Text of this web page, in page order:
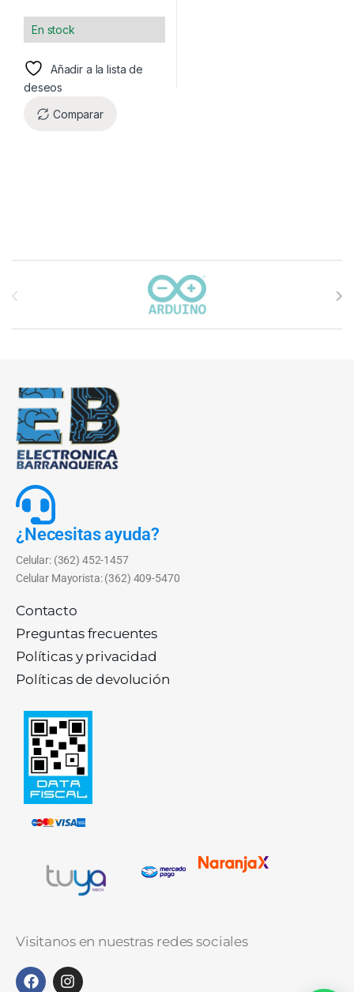
En stock
Añadir a la lista de
deseos
Comparar
Carrusel de marcas
¿Necesitas ayuda?
Celular: (362) 452-1457
Celular Mayorista: (362) 409-5470
Contacto
Preguntas frecuentes
Políticas y privacidad
Políticas de devolución
Visitanos en nuestras redes sociales